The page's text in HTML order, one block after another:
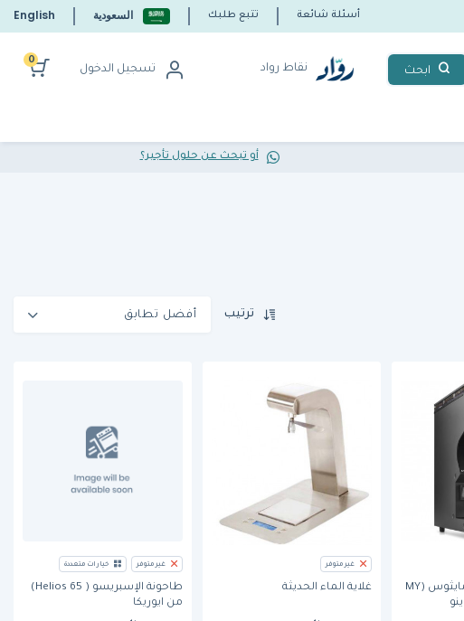
أسئلة شائعة تتبع طلبك السعودية English
ابحث نقاط رواد تسجيل الدخول
0
أو تبحث عن حلول تأجير؟
ترتيب أفضل تطابق
طاحونة الإسبريسو مايثوس (MY
غير متوفر
غلاية الماء الحديثة
غير متوفر خيارات متعددة
طاحونة الإسبريسو ( Helios 65)
من ايوريكا